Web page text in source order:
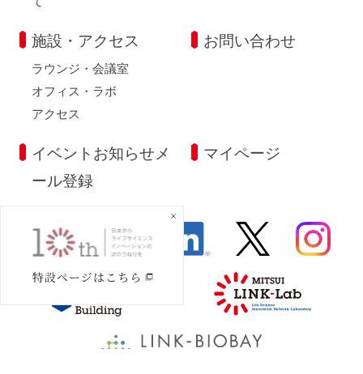
施設・アクセス
ラウンジ・会議室
オフィス・ラボ
アクセス
お問い合わせ
イベントお知らせメ
ール登録
マイページ